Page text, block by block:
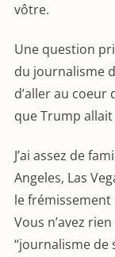
vôtre.
Une question
du journalisme
d’aller au
que Trump
J’ai assez de
Angeles, Las
le
Vous n’avez
“journalisme de